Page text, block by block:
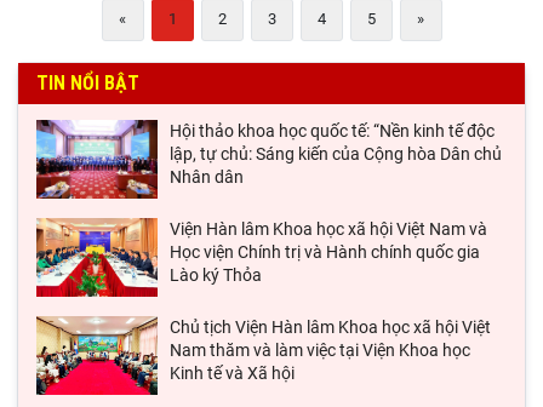
« 1 2 3 4 5 »
TIN NỔI BẬT
Hội thảo khoa học quốc tế: “Nền kinh tế độc
lập, tự chủ: Sáng kiến của Cộng hòa Dân chủ
Nhân dân
Viện Hàn lâm Khoa học xã hội Việt Nam và
Học viện Chính trị và Hành chính quốc gia
Lào ký Thỏa
Chủ tịch Viện Hàn lâm Khoa học xã hội Việt
Nam thăm và làm việc tại Viện Khoa học
Kinh tế và Xã hội